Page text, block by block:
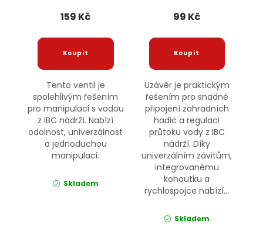
159 Kč
Tento ventil je
spolehlivým řešením
pro manipulaci s vodou
z IBC nádrží. Nabízí
odolnost, univerzálnost
a jednoduchou
manipulaci.
Skladem
99 Kč
Uzávěr je praktickým
řešením pro snadné
připojení zahradních
hadic a regulaci
průtoku vody z IBC
nádrží. Díky
univerzálním závitům,
integrovanému
kohoutku a
rychlospojce nabízí...
Skladem